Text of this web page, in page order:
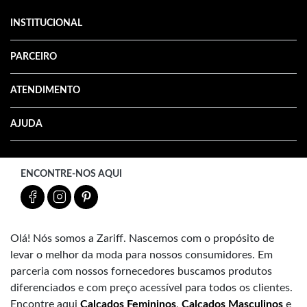
INSTITUCIONAL
PARCEIRO
ATENDIMENTO
AJUDA
ENCONTRE-NOS AQUI
Olá! Nós somos a Zariff. Nascemos com o propósito de
levar o melhor da moda para nossos consumidores. Em
parceria com nossos fornecedores buscamos produtos
diferenciados e com preço acessível para todos os clientes.
Encontre aqui Calçados Femininos, Calçados Masculinos e